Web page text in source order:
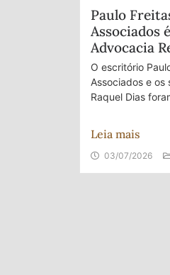
Paulo
Associados
Advocacia
O escritório
Associados e os
Raquel Dias
Leia mais
03/07/2026